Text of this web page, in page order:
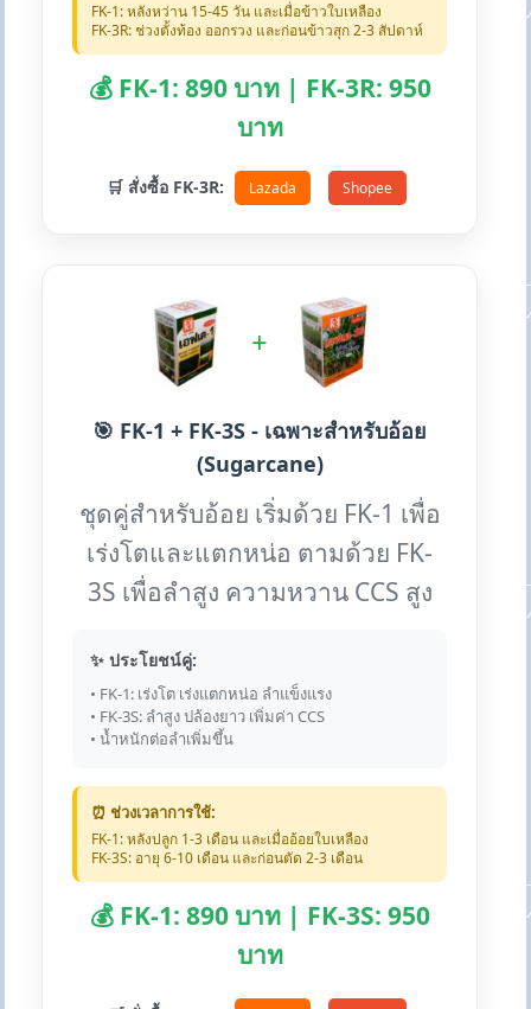
FK-1: หลังหว่าน 15-45 วัน และเมื่อข้าวใบเหลือง
FK-3R: ช่วงตั้งท้อง ออกรวง และก่อนข้าวสุก 2-3 สัปดาห์
💰 FK-1: 890 บาท | FK-3R: 950
บาท
🛒 สั่งซื้อ FK-3R: Lazada Shopee
+
🎯 FK-1 + FK-3S - เฉพาะสำหรับอ้อย
(Sugarcane)
ชุดคู่สำหรับอ้อย เริ่มด้วย FK-1 เพื่อ
เร่งโตและแตกหน่อ ตามด้วย FK-
3S เพื่อลำสูง ความหวาน CCS สูง
✨ ประโยชน์คู่:
• FK-1: เร่งโต เร่งแตกหน่อ ลำแข็งแรง
• FK-3S: ลำสูง ปล้องยาว เพิ่มค่า CCS
• น้ำหนักต่อลำเพิ่มขึ้น
⏰ ช่วงเวลาการใช้:
FK-1: หลังปลูก 1-3 เดือน และเมื่ออ้อยใบเหลือง
FK-3S: อายุ 6-10 เดือน และก่อนตัด 2-3 เดือน
💰 FK-1: 890 บาท | FK-3S: 950
บาท